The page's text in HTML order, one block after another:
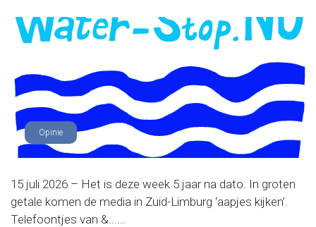
Opinie
15 juli 2026 – Het is deze week 5 jaar na dato. In groten
getale komen de media in Zuid-Limburg ‘aapjes kijken’.
Telefoontjes van &......